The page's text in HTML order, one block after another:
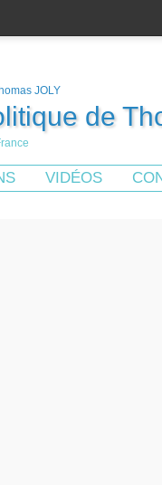
de
VIDÉOS